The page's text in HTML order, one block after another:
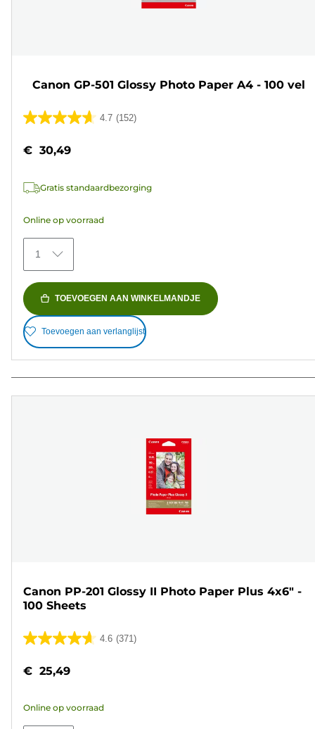
Canon GP-501 Glossy Photo Paper A4 - 100 vel
4.7 (152)
4.7
de
sterren.
beoordelingen
€ 30,49
Gratis standaardbezorging
Online op voorraad
1
TOEVOEGEN AAN WINKELMANDJE
Toevoegen aan verlanglijst
Canon PP-201 Glossy II Photo Paper Plus 4x6" -
100 Sheets
4.6 (371)
4.6
de
sterren.
€ 25,49
Online op voorraad